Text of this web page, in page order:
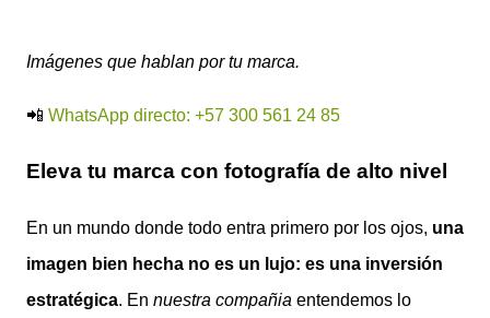
Imágenes que hablan por tu marca.
📲 WhatsApp directo: +57 300 561 24 85
Eleva tu marca con fotografía de alto nivel
En un mundo donde todo entra primero por los ojos, una
imagen bien hecha no es un lujo: es una inversión
estratégica. En nuestra compañia entendemos lo